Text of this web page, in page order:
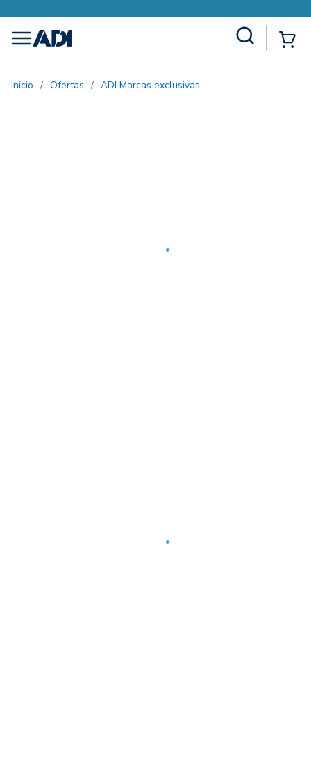
menu
Inicio / Ofertas / ADI Marcas exclusivas